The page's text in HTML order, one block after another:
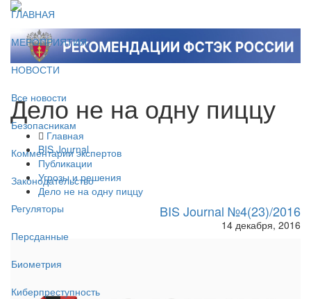
ГЛАВНАЯ
МЕРОПРИЯТИЯ
НОВОСТИ
Все новости
Безопасникам
Комментарии экспертов
Законодательство
Регуляторы
Персданные
Биометрия
Киберпреступность
Дело не на одну пиццу
Главная
BIS Journal
Публикации
Угрозы и решения
Дело не на одну пиццу
BIS Journal №4(23)/2016
14 декабря, 2016